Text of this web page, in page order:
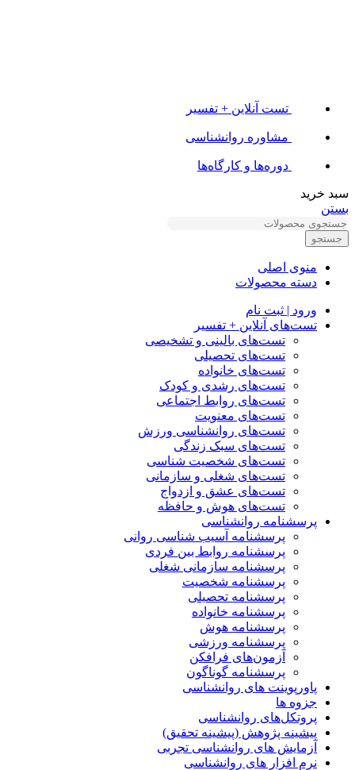
تست آنلاین + تفسیر
مشاوره روانشناسی
دوره‌ها و کارگاه‌ها
سبد خرید
بستن
جستجو
منوی اصلی
دسته محصولات
ورود | ثبت نام
تست‌های آنلاین + تفسیر
تست‌های بالینی و تشخیصی
تست‌های تحصیلی
تست‌های خانواده
تست‌های رشدی و کودک
تست‌های روابط اجتماعی
تست‌های معنویت
تست‌های روانشناسی ورزش
تست‌های سبک زندگی
تست‌های شخصیت شناسی
تست‌های شغلی و سازمانی
تست‌های عشق و ازدواج
تست‌های هوش و حافظه
پرسشنامه روانشناسی
پرسشنامه آسیب شناسی روانی
پرسشنامه روابط بین فردی
پرسشنامه سازمانی شغلی
پرسشنامه شخصیت
پرسشنامه تحصیلی
پرسشنامه خانواده
پرسشنامه هوش
پرسشنامه ورزشی
آزمون‌های فرافکن
پرسشنامه گوناگون
پاورپوینت های روانشناسی
جزوه ها
پروتکل‌های روانشناسی
پیشینه پژوهش (پیشینه تحقیق)
آزمایش های روانشناسی تجربی
نرم افزار های روانشناسی